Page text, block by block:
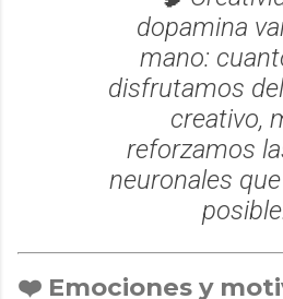
dopamina
mano:
disfrutamos
creativo,
reforzamos
neuronales
❤️ Emociones y